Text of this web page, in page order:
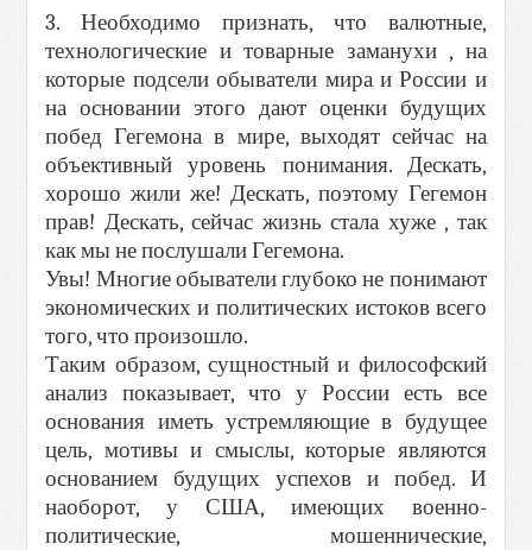
3. Необходимо признать, что валютные,
технологические и товарные заманухи , на
которые подсели обыватели мира и России и
на основании этого дают оценки будущих
побед Гегемона в мире, выходят сейчас на
объективный уровень понимания. Дескать,
хорошо жили же! Дескать, поэтому Гегемон
прав! Дескать, сейчас жизнь стала хуже , так
как мы не послушали Гегемона.
Увы! Многие обыватели глубоко не понимают
экономических и политических истоков всего
того, что произошло.
Таким образом, сущностный и философский
анализ показывает, что у России есть все
основания иметь устремляющие в будущее
цель, мотивы и смыслы, которые являются
основанием будущих успехов и побед. И
наоборот, у США, имеющих военно-
политические, мошеннические,